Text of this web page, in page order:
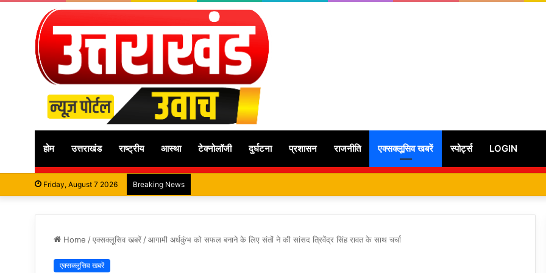
होम उत्तराखंड राष्ट्रीय आस्था टेक्नोलॉजी दुर्घटना प्रशासन राजनीति एक्सक्लूसिव खबरें स्पोर्ट्स LOGIN
Friday, August 7 2026 Breaking News
Home /एक्सक्लूसिव खबरें /आगामी अर्धकुंभ को सफल बनाने के लिए संतों ने की सांसद त्रिवेंद्र सिंह रावत के साथ चर्चा
एक्सक्लूसिव खबरें